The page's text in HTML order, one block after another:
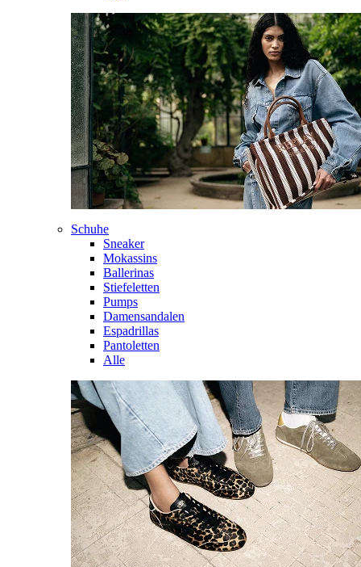
Schuhe
Sneaker
Mokassins
Ballerinas
Stiefeletten
Pumps
Damensandalen
Espadrillas
Pantoletten
Alle